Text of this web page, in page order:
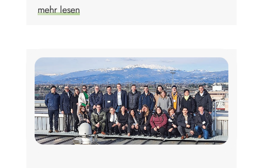
mehr lesen